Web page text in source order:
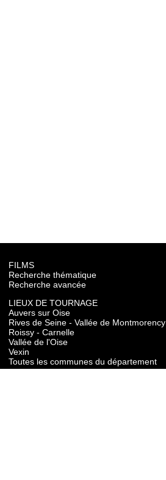
FILMS
Recherche thématique
Recherche avancée
LIEUX DE TOURNAGE
Auvers sur Oise
Rives de Seine - Vallée de Montmorency
Roissy - Carnelle
Vallée de l'Oise
Vexin
Toutes les communes du département